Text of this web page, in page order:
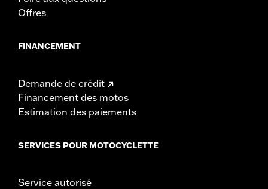
Offres
FINANCEMENT
Demande de crédit
Financement des motos
Estimation des paiements
SERVICES POUR MOTOCYCLETTE
Service autorisé